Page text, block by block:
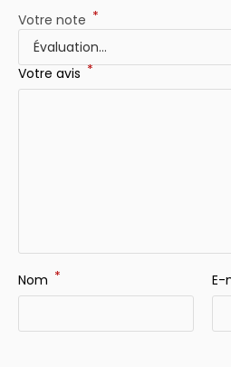
Votre note *
Votre avis *
Nom * E-